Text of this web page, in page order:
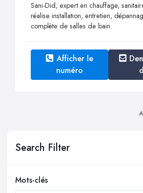
Search Filter
Mots-clés
Sani-Did, expert en chauffage,
réalise installation, entretien,
complète de salles de bain.
Afficher le
numéro